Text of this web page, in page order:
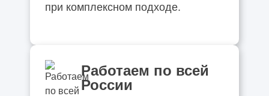
при комплексном подходе.
Работаем по всей
России